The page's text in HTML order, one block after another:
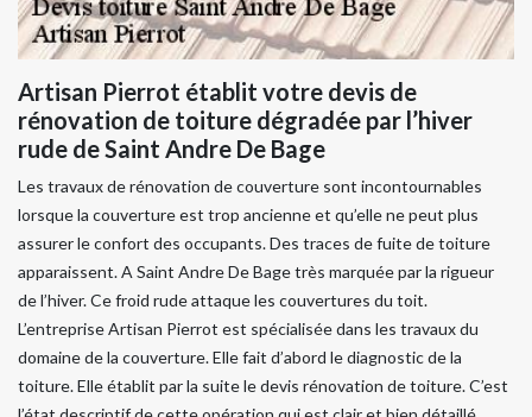
Artisan Pierrot établit votre devis de
rénovation de toiture dégradée par l’hiver
rude de Saint Andre De Bage
Les travaux de rénovation de couverture sont incontournables
lorsque la couverture est trop ancienne et qu’elle ne peut plus
assurer le confort des occupants. Des traces de fuite de toiture
apparaissent. A Saint Andre De Bage très marquée par la rigueur
de l’hiver. Ce froid rude attaque les couvertures du toit.
L’entreprise Artisan Pierrot est spécialisée dans les travaux du
domaine de la couverture. Elle fait d’abord le diagnostic de la
toiture. Elle établit par la suite le devis rénovation de toiture. C’est